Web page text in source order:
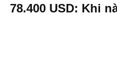
78.400 USD: Khi